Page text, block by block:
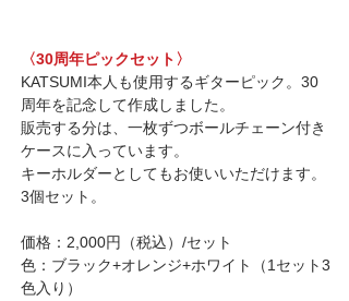
〈30周年ピックセット〉
KATSUMI本人も使用するギターピック。30
周年を記念して作成しました。
販売する分は、一枚ずつボールチェーン付き
ケースに入っています。
キーホルダーとしてもお使いいただけます。
3個セット。
価格：2,000円（税込）/セット
色：ブラック+オレンジ+ホワイト（1セット3
色入り）